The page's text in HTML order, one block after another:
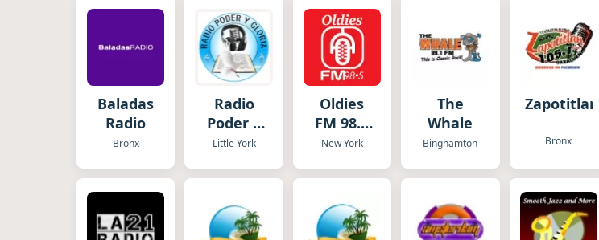
Baladas
Radio
Bronx
Radio
Poder y
Gloria
Little York
Oldies
FM 98.5
STEREO
New York
The
Whale
Binghamton
Zapotitlan
Bronx